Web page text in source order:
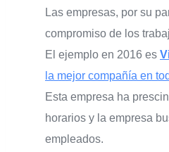
Las empresas, por su
compromiso de los
El ejemplo en 2016 es
la mejor compañía en
Esta empresa ha
horarios y la empresa
empleados.